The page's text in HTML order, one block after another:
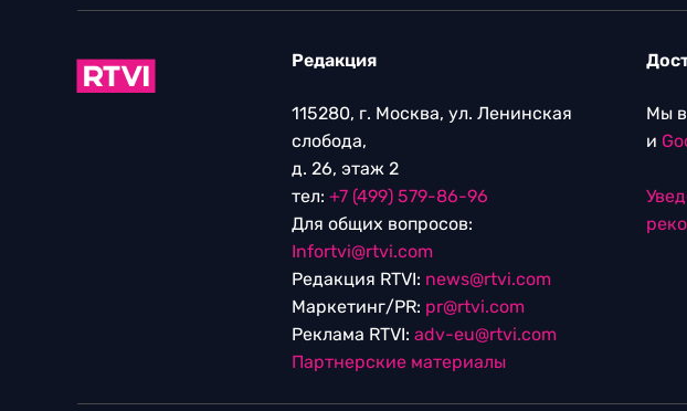
Редакция
115280, г. Москва, ул. Ленинская
слобода,
д. 26, этаж 2
тел: +7 (499) 579-86-96
Для общих вопросов:
Infortvi@rtvi.com
Редакция RTVI: news@rtvi.com
Маркетинг/PR: pr@rtvi.com
Реклама RTVI: adv-eu@rtvi.com
Партнерские материалы
Мы в
и